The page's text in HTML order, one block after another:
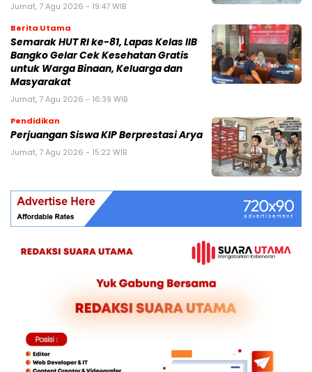
Jumat, 7 Agu 2026 - 19:47 WIB
Berita Utama
Semarak HUT RI ke-81, Lapas Kelas IIB
Bangko Gelar Cek Kesehatan Gratis
untuk Warga Binaan, Keluarga dan
Masyarakat
Jumat, 7 Agu 2026 - 16:39 WIB
Pendidikan
Perjuangan Siswa KIP Berprestasi Arya
Jumat, 7 Agu 2026 - 15:22 WIB